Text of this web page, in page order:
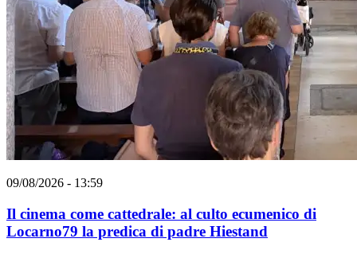
09/08/2026 - 13:59
Il cinema come cattedrale: al culto ecumenico di
Locarno79 la predica di padre Hiestand